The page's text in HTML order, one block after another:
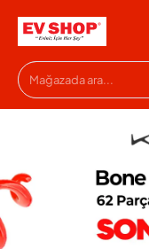
Evshop
Mağazada
ara...